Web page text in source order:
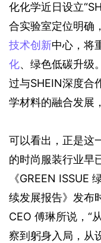
化化学近日设立
合实验室定位明确
技术创新中心，将
化、绿色低碳升级
过与SHEIN深度合
学材料的融合发展
可以看出，正是这
的时尚服装行业早
《GREEN ISSUE
续发展报告》发布
CEO 傅琳所说，“
察到躬身入局，从